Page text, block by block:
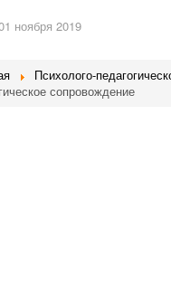
ноября 2019
Психолого-
сопровождение